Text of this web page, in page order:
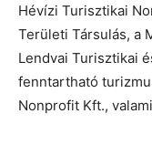
Hévízi Turisztikai
Területi Társulás, a
Lendvai Turisztikai
fenntartható
Nonprofit Kft.,